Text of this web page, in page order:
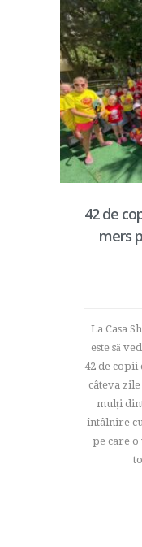
42 de
mers
La Casa
este să
42 de copii
câteva
mulți
întâlnire
pe care